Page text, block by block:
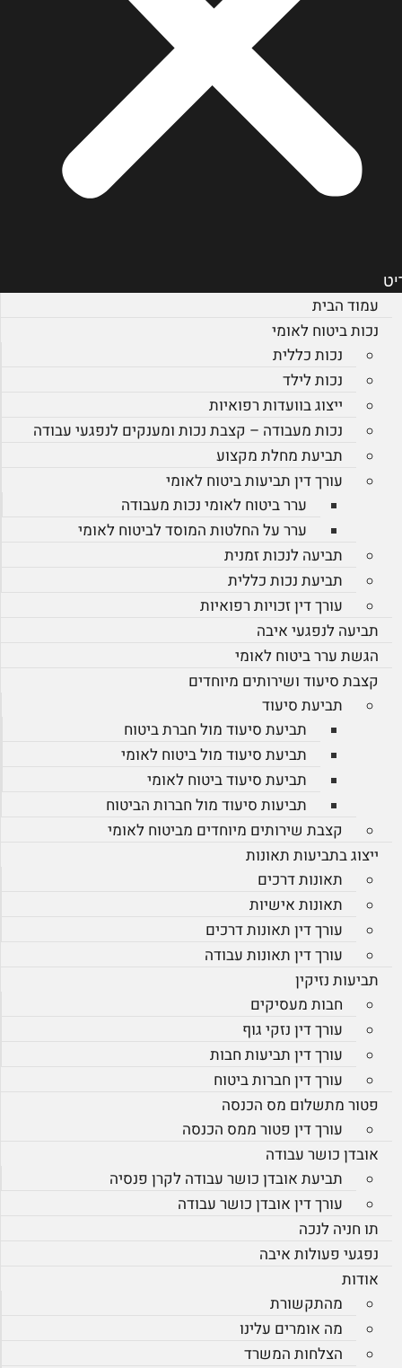
עמוד הבית
נכות ביטוח לאומי
נכות כללית
נכות לילד
ייצוג בוועדות רפואיות
נכות מעבודה – קצבת נכות ומענקים לנפגעי עבודה
תביעת מחלת מקצוע
עורך דין תביעות ביטוח לאומי
ערר ביטוח לאומי נכות מעבודה
ערר על החלטות המוסד לביטוח לאומי
תביעה לנכות זמנית
תביעת נכות כללית
עורך דין זכויות רפואיות
תביעה לנפגעי איבה
הגשת ערר ביטוח לאומי
קצבת סיעוד ושירותים מיוחדים
תביעת סיעוד
תביעת סיעוד מול חברת ביטוח
תביעת סיעוד מול ביטוח לאומי
תביעת סיעוד ביטוח לאומי
תביעות סיעוד מול חברות הביטוח
קצבת שירותים מיוחדים מביטוח לאומי
ייצוג בתביעות תאונות
תאונות דרכים
תאונות אישיות
עורך דין תאונות דרכים
עורך דין תאונות עבודה
תביעות נזיקין
חבות מעסיקים
עורך דין נזקי גוף
עורך דין תביעות חבות
עורך דין חברות ביטוח
פטור מתשלום מס הכנסה
עורך דין פטור ממס הכנסה
אובדן כושר עבודה
תביעת אובדן כושר עבודה לקרן פנסיה
עורך דין אובדן כושר עבודה
תו חניה לנכה
נפגעי פעולות איבה
אודות
מהתקשורת
מה אומרים עלינו
הצלחות המשרד